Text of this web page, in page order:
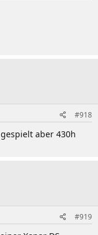
#918
aber 430h
#919